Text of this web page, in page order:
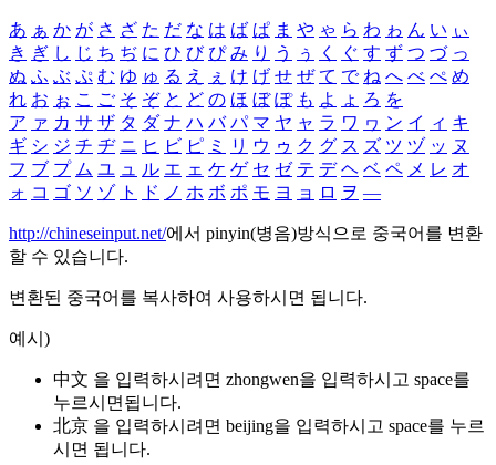
あ ぁ か が さ ざ た だ な は ば ぱ ま や ゃ ら わ ゎ ん い ぃ
き ぎ し じ ち ぢ に ひ び ぴ み り う ぅ く ぐ す ず つ づ っ
ぬ ふ ぶ ぷ む ゆ ゅ る え ぇ け げ せ ぜ て で ね へ べ ぺ め
れ お ぉ こ ご そ ぞ と ど の ほ ぼ ぽ も よ ょ ろ を
ア ァ カ サ ザ タ ダ ナ ハ バ パ マ ヤ ャ ラ ワ ヮ ン イ ィ キ
ギ シ ジ チ ヂ ニ ヒ ビ ピ ミ リ ウ ゥ ク グ ス ズ ツ ヅ ッ ヌ
フ ブ プ ム ユ ュ ル エ ェ ケ ゲ セ ゼ テ デ ヘ ベ ペ メ レ オ
ォ コ ゴ ソ ゾ ト ド ノ ホ ボ ポ モ ヨ ョ ロ ヲ ―
http://chineseinput.net/에서 pinyin(병음)방식으로 중국어를 변환
할 수 있습니다.
변환된 중국어를 복사하여 사용하시면 됩니다.
예시)
中文 을 입력하시려면 zhongwen을 입력하시고 space를
누르시면됩니다.
北京 을 입력하시려면 beijing을 입력하시고 space를 누르
시면 됩니다.